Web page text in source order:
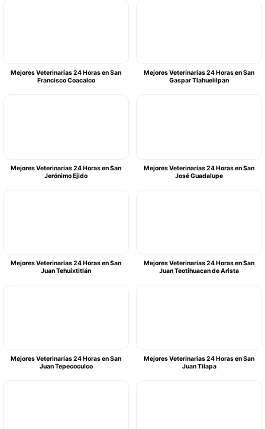
Mejores Veterinarias 24 Horas en San
Francisco Coacalco
Mejores Veterinarias 24 Horas en San
Gaspar Tlahuelilpan
Mejores Veterinarias 24 Horas en San
Jerónimo Ejido
Mejores Veterinarias 24 Horas en San
José Guadalupe
Mejores Veterinarias 24 Horas en San
Juan Tehuixtitlán
Mejores Veterinarias 24 Horas en San
Juan Teotihuacan de Arista
Mejores Veterinarias 24 Horas en San
Juan Tepecoculco
Mejores Veterinarias 24 Horas en San
Juan Tilapa